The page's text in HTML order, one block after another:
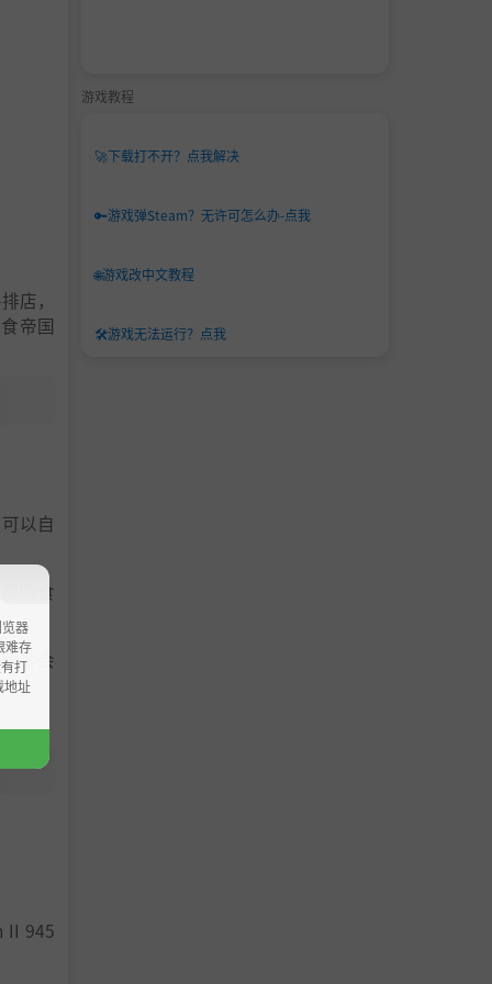
店，
帝国
以自
响食
客会
II 945
游戏教程
🚀下载打不开？点我解决
🔑游戏弹Steam？无许可怎么办-点我
🌐游戏改中文教程
🛠️游戏无法运行？点我
器
难存
打
地址